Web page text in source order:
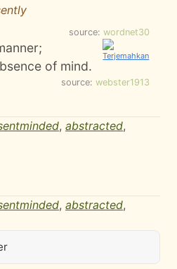
source: wordnet30
of mind.
source: webster1913
, abstracted,
, abstracted,